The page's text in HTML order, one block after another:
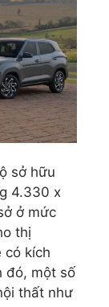
sở hữu
4.330 x
ở mức
thị
có kích
đó, một số
thất như